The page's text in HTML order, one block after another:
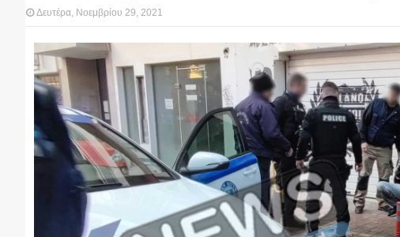
Δευτέρα, Νοεμβρίου 29, 2021